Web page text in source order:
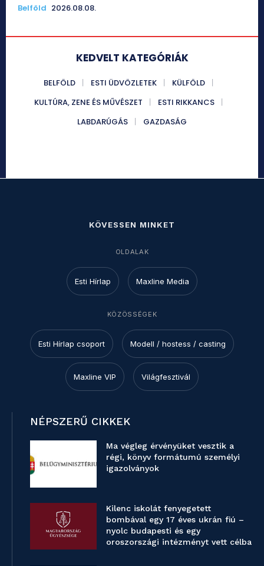
Belföld 2026.08.08.
KEDVELT KATEGÓRIÁK
BELFÖLD ESTI ÜDVÖZLETEK
KÜLFÖLD
KULTÚRA, ZENE ÉS MŰVÉSZET
ESTI RIKKANCS
LABDARÚGÁS
GAZDASÁG
KÖVESSEN MINKET
OLDALAK
Esti Hírlap Maxline Media
KÖZÖSSÉGEK
Esti Hírlap csoport Modell / hostess / casting
Maxline VIP Világfesztivál
NÉPSZERŰ CIKKEK
Ma végleg érvényüket vesztik a
régi, könyv formátumú személyi
igazolványok
Kilenc iskolát fenyegetett
bombával egy 17 éves ukrán fiú –
nyolc budapesti és egy
oroszországi intézményt vett célba